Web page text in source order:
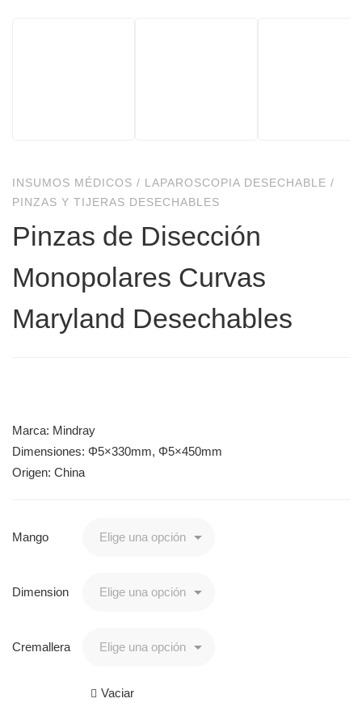
INSUMOS MÉDICOS / LAPAROSCOPIA DESECHABLE /
PINZAS Y TIJERAS DESECHABLES
Pinzas de Disección
Monopolares Curvas
Maryland Desechables
Marca: Mindray
Dimensiones: Φ5×330mm, Φ5×450mm
Origen: China
Mango
Dimension
Cremallera
Vaciar